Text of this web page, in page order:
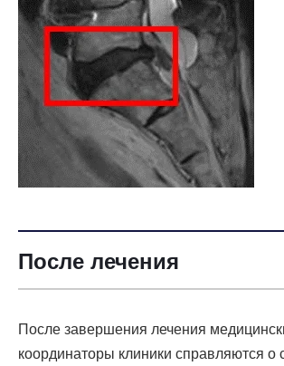
После лечения
После завершения лечения
координаторы клиники справляются о